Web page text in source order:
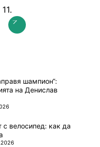
шампион“:
на Денислав
велосипед: как да